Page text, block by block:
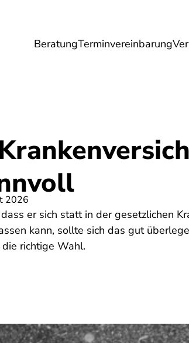
BeratungTerminvereinbarung
Gesundheit Lebensmittel
2026
er sich statt in der gesetzlichen
kann, sollte sich das gut
richtige Wahl.